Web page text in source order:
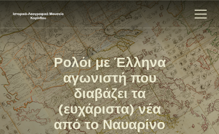
Ρολόι με Έλληνα
αγωνιστή που
διαβάζει τα
(ευχάριστα) νέα
από το Ναυαρίνο
ΑΡΧΙΚΗ
ΕΚΘΕΣΗ
ΣΧΕΤΙΚΑ
ΕΠΙΚΟΙΝΩΝΊΑ